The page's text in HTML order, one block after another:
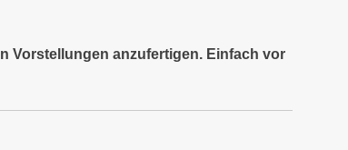
Vorstellungen anzufertigen. Einfach vor